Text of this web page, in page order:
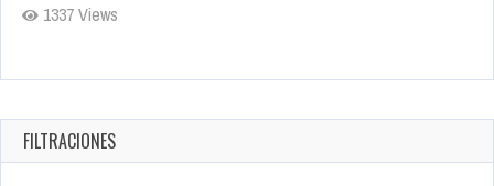
1337 Views
Revive el terror: El conjuro 4: Últimos ritos ya está disponible
Oct 20, 2025
1379 Views
FILTRACIONES